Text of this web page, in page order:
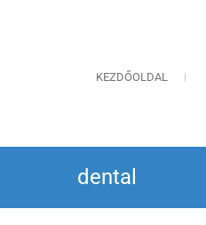
KEZDŐOLDAL
dental